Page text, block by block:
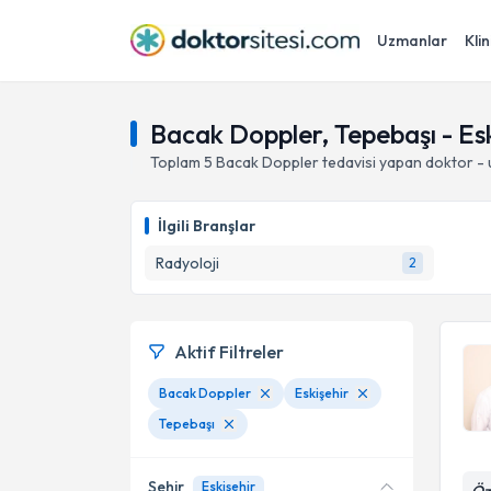
Uzmanlar
Bacak Doppler, Tepebaşı -
Toplam 5 Bacak Dopplertedavisi yapan doktor -
İlgili Branşlar
Radyoloji
2
Aktif Filtreler
Bacak Doppler
Eskişehir
Tepebaşı
Şehir Eskişehir